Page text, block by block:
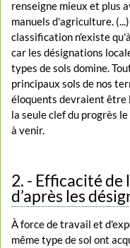
renseigne mieux et plus
manuels d'agriculture.
classification n'existe
car les désignations
types de sols domine.
principaux sols de nos
éloquents devraient être
la seule clef du progrès
à venir.
2. - Efficacité
d’après les
À force de travail et
même type de sol ont